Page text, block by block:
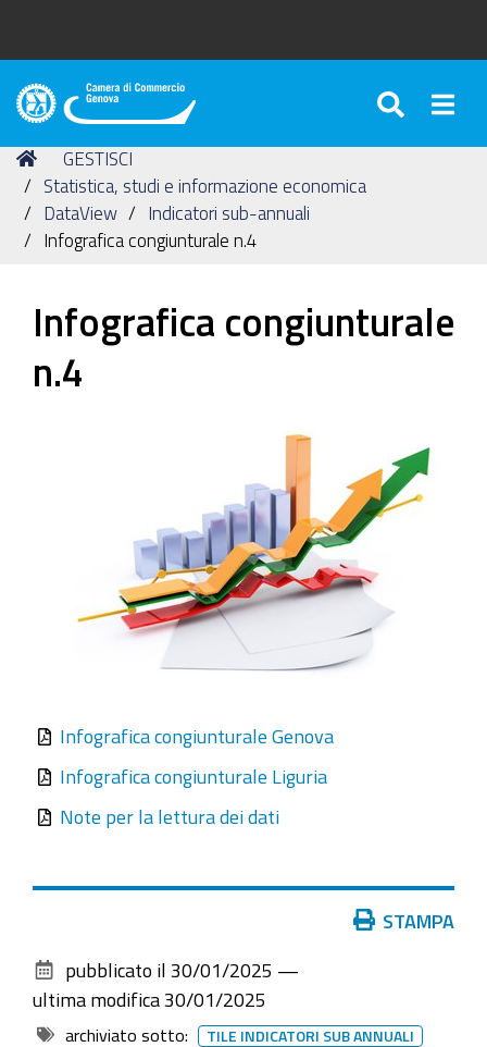
Camera
Commercio
di
Genova
Tu
sei
qui:
Home
GESTISCI
Statistica, studi e informazione economica
DataView
Indicatori sub-annuali
Infografica congiunturale n.4
Infografica congiunturale
n.4
Infografica congiunturale Genova
Infografica congiunturale Liguria
Note per la lettura dei dati
documento
STAMPA
pubblicato il 30/01/2025 —
ultima modifica 30/01/2025
archiviato sotto: TILE INDICATORI SUB ANNUALI